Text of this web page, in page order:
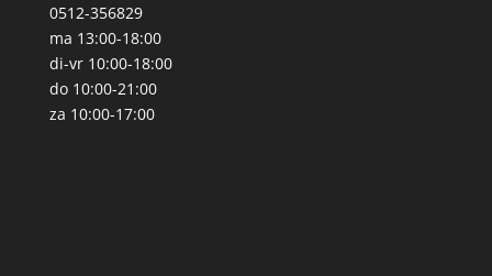
0512-356829
ma 13:00-18:00
di-vr 10:00-18:00
do 10:00-21:00
za 10:00-17:00